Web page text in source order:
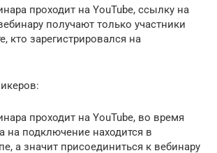
проходит на YouTube, ссылку на
получают только участники
кто зарегистрировался на
проходит на YouTube, во время
на подключение находится в
а значит присоединиться к вебинару